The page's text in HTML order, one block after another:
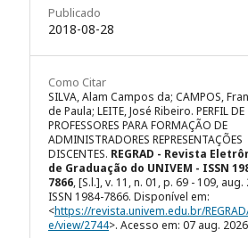
Publicado
2018-08-28
Como Citar
SILVA, Alam Campos da; CAMPOS,
de Paula; LEITE, José Ribeiro. PERFIL DE
PROFESSORES PARA FORMAÇÃO DE
ADMINISTRADORES REPRESENTAÇÕES
DISCENTES. REGRAD - Revista
de Graduação do UNIVEM - ISSN
7866, [S.l.], v. 11, n. 01, p. 69 - 109, aug.
ISSN 1984-7866. Disponível em:
<https://revista.univem.edu.br/
e/view/2744>. Acesso em: 07 aug.